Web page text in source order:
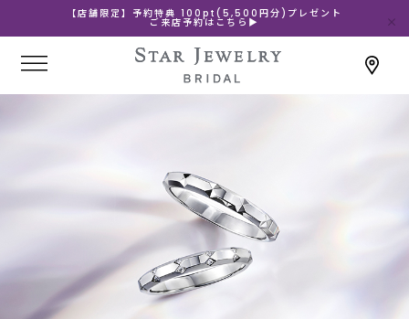
【店舗限定】予約特典 100pt(5,500円分)プレゼント
ご来店予約はこちら▶